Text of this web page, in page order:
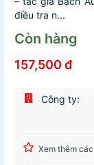
điều tra n...
Còn hàng
157,500 đ
Công ty:
Xem thêm